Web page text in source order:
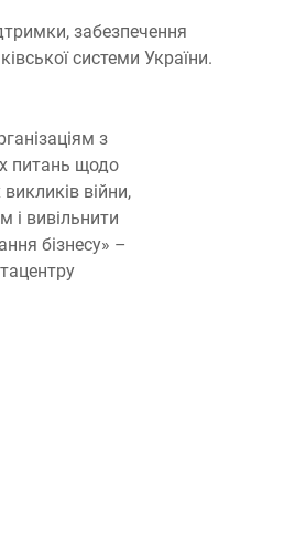
забезпечення
системи України.
з
питань щодо
війни,
і вивільнити
бізнесу» –